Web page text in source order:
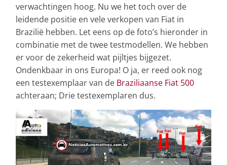
verwachtingen hoog. Nu we het toch over de
leidende positie en vele verkopen van Fiat in
Brazilië hebben. Let eens op de foto’s hieronder in
combinatie met de twee testmodellen. We hebben
er voor de zekerheid wat pijltjes bijgezet.
Ondenkbaar in ons Europa! O ja, er reed ook nog
een testexemplaar van de Braziliaanse Fiat 500
achteraan; Drie testexemplaren dus.